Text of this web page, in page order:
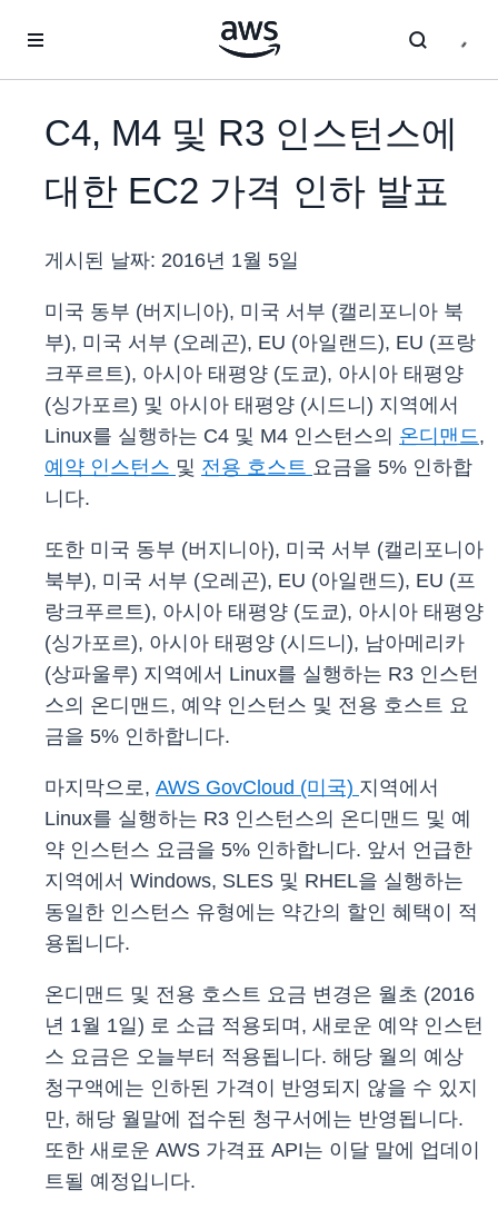
C4, M4 및 R3 인스턴스에
대한 EC2 가격 인하 발표
게시된 날짜: 2016년 1월 5일
미국 동부 (버지니아), 미국 서부 (캘리포니아 북
부), 미국 서부 (오레곤), EU (아일랜드), EU (프랑
크푸르트), 아시아 태평양 (도쿄), 아시아 태평양
(싱가포르) 및 아시아 태평양 (시드니) 지역에서
Linux를 실행하는 C4 및 M4 인스턴스의 온디맨드,
예약 인스턴스 및 전용 호스트 요금을 5% 인하합
니다.
또한 미국 동부 (버지니아), 미국 서부 (캘리포니아
북부), 미국 서부 (오레곤), EU (아일랜드), EU (프
랑크푸르트), 아시아 태평양 (도쿄), 아시아 태평양
(싱가포르), 아시아 태평양 (시드니), 남아메리카
(상파울루) 지역에서 Linux를 실행하는 R3 인스턴
스의 온디맨드, 예약 인스턴스 및 전용 호스트 요
금을 5% 인하합니다.
마지막으로, AWS GovCloud (미국) 지역에서
Linux를 실행하는 R3 인스턴스의 온디맨드 및 예
약 인스턴스 요금을 5% 인하합니다. 앞서 언급한
지역에서 Windows, SLES 및 RHEL을 실행하는
동일한 인스턴스 유형에는 약간의 할인 혜택이 적
용됩니다.
온디맨드 및 전용 호스트 요금 변경은 월초 (2016
년 1월 1일) 로 소급 적용되며, 새로운 예약 인스턴
스 요금은 오늘부터 적용됩니다. 해당 월의 예상
청구액에는 인하된 가격이 반영되지 않을 수 있지
만, 해당 월말에 접수된 청구서에는 반영됩니다.
또한 새로운 AWS 가격표 API는 이달 말에 업데이
트될 예정입니다.